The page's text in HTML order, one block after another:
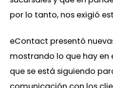
por lo tanto, nos exigió
eContact presentó
mostrando lo que hay en
que se está siguiendo